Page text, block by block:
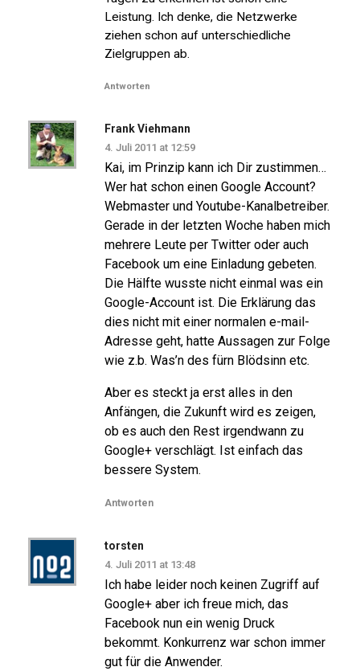
Leistung. Ich denke, die Netzwerke
ziehen schon auf unterschiedliche
Zielgruppen ab.
Antworten
Frank Viehmann
4. Juli 2011 at 12:59
Kai, im Prinzip kann ich Dir zustimmen…
Wer hat schon einen Google Account?
Webmaster und Youtube-Kanalbetreiber.
Gerade in der letzten Woche haben mich
mehrere Leute per Twitter oder auch
Facebook um eine Einladung gebeten.
Die Hälfte wusste nicht einmal was ein
Google-Account ist. Die Erklärung das
dies nicht mit einer normalen e-mail-
Adresse geht, hatte Aussagen zur Folge
wie z.b. Was’n des fürn Blödsinn etc.
Aber es steckt ja erst alles in den
Anfängen, die Zukunft wird es zeigen,
ob es auch den Rest irgendwann zu
Google+ verschlägt. Ist einfach das
bessere System.
Antworten
torsten
4. Juli 2011 at 13:48
Ich habe leider noch keinen Zugriff auf
Google+ aber ich freue mich, das
Facebook nun ein wenig Druck
bekommt. Konkurrenz war schon immer
gut für die Anwender.